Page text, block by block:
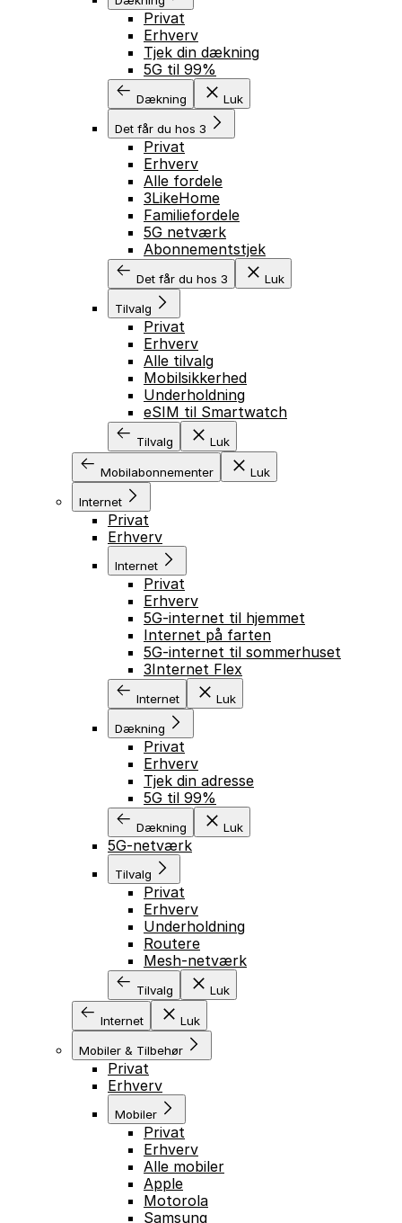
Privat
Erhverv
Tjek din dækning
5G til 99%
Dækning Luk
Det får du hos 3
Privat
Erhverv
Alle fordele
3LikeHome
Familiefordele
5G netværk
Abonnementstjek
Det får du hos 3 Luk
Tilvalg
Privat
Erhverv
Alle tilvalg
Mobilsikkerhed
Underholdning
eSIM til Smartwatch
Tilvalg Luk
Mobilabonnementer Luk
Internet
Privat
Erhverv
Internet
Privat
Erhverv
5G-internet til hjemmet
Internet på farten
5G-internet til sommerhuset
3Internet Flex
Internet Luk
Dækning
Privat
Erhverv
Tjek din adresse
5G til 99%
Dækning Luk
5G-netværk
Tilvalg
Privat
Erhverv
Underholdning
Routere
Mesh-netværk
Tilvalg Luk
Internet Luk
Mobiler & Tilbehør
Privat
Erhverv
Mobiler
Privat
Erhverv
Alle mobiler
Apple
Motorola
Samsung